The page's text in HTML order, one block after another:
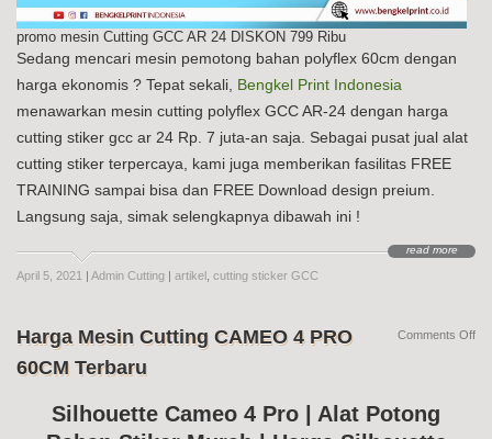
promo mesin Cutting GCC AR 24 DISKON 799 Ribu
Sedang mencari mesin pemotong bahan polyflex 60cm dengan
harga ekonomis ? Tepat sekali, Bengkel Print Indonesia
menawarkan mesin cutting polyflex GCC AR-24 dengan harga
cutting stiker gcc ar 24 Rp. 7 juta-an saja. Sebagai pusat jual alat
cutting stiker terpercaya, kami juga memberikan fasilitas FREE
TRAINING sampai bisa dan FREE Download design preium.
Langsung saja, simak selengkapnya dibawah ini !
read more
April 5, 2021 | Admin Cutting | artikel cutting sticker GCC
Harga Mesin Cutting CAMEO 4 PRO
60CM Terbaru
Silhouette Cameo 4 Pro | Alat Potong
Comments Offon